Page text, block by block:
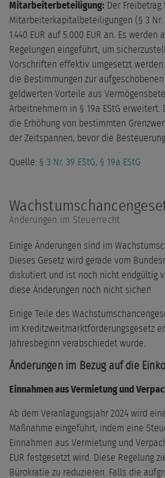
Mitarbeiterbeteiligung: Der Freibetrag
Mitarbeiterkapitalbeteiligungen (§ 3 Nr.
1.440 EUR auf 5.000 EUR an. Es werden
Regelungen eingeführt, um
Vorschriften effektiv umgesetzt
die Bestimmungen zur
geldwerten Vorteile aus
Arbeitnehmern in § 19a EStG erweitert.
die Erhöhung von bestimmten
der Zeitspannen, bevor die
Quelle: § 3 Nr. 39 EStG, § 19a EStG
Änderungen im Steuerrecht
Einige Änderungen sind im
Dieses Gesetz wird gerade vom
diskutiert und ist noch nicht endgültig
diese Änderungen noch nicht sicher!
Einige Teile des
im Kreditzweitmarktförderungsgesetz
Jahresbeginn verabschiedet wurde.
Änderungen im Bezug auf die
Einnahmen aus Vermietung und
Ab dem Veranlagungsjahr 2024 wird
Maßnahme eingeführt, indem eine
Einnahmen aus Vermietung und
EUR festgesetzt wird. Diese Regelung
Bürokratie zu reduzieren. Falls die